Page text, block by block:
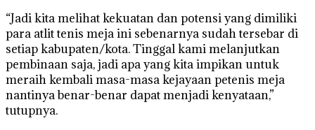
“Jadi kita melihat kekuatan dan potensi yang dimiliki
para atlit tenis meja ini sebenarnya sudah tersebar di
setiap kabupaten/kota. Tinggal kami melanjutkan
pembinaan saja, jadi apa yang kita impikan untuk
meraih kembali masa-masa kejayaan petenis meja
nantinya benar-benar dapat menjadi kenyataan,”
tutupnya.